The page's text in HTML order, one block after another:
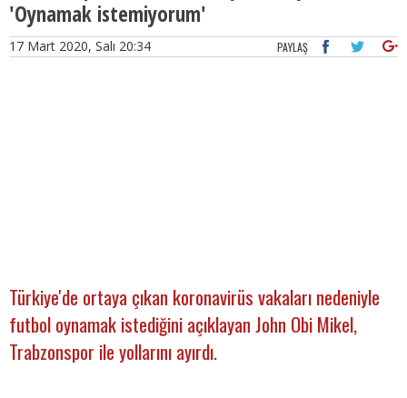
'Oynamak istemiyorum'
17 Mart 2020, Salı 20:34 PAYLAŞ
Türkiye'de ortaya çıkan koronavirüs vakaları nedeniyle
futbol oynamak istediğini açıklayan John Obi Mikel,
Trabzonspor ile yollarını ayırdı.